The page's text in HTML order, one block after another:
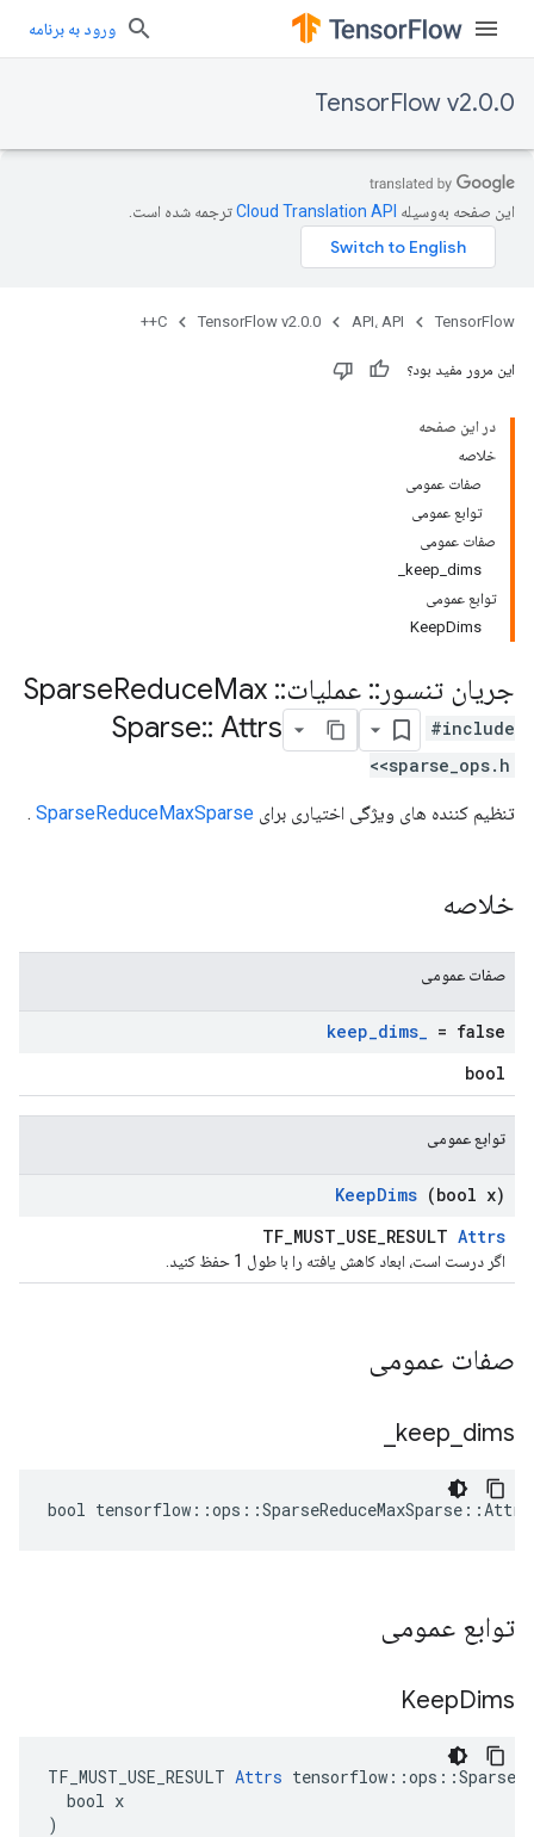
ورود به برنامه
TensorFlow v2.0.0
این صفحه به‌وسیله ترجمه شده است.
TensorFlow API، API TensorFlow v2.0.0
C++
این مرور مفید بود؟
در این صفحه
خلاصه
صفات عمومی
توابع عمومی
صفات عمومی
keep_dims_
توابع عمومی
KeepDims
جریان تنسور :: عملیات::
ReduceMax
Sparse:: Attrs
#include
<sparse_ops.h>
تنظیم کننده های ویژگی اختیاری برای SparseReduceMaxSparse
.
خلاصه
صفات عمومی
keep_dims_ = false
bool
توابع عمومی
KeepDims (bool x)
TF_MUST_USE_RESULT Attrs
اگر درست است، ابعاد کاهش یافته را با طول 1 حفظ کنید.
صفات عمومی
keep dims
bool
توابع عمومی
KeepDims
TF_MUST_USE_RESULT Attrs
  bool x
)